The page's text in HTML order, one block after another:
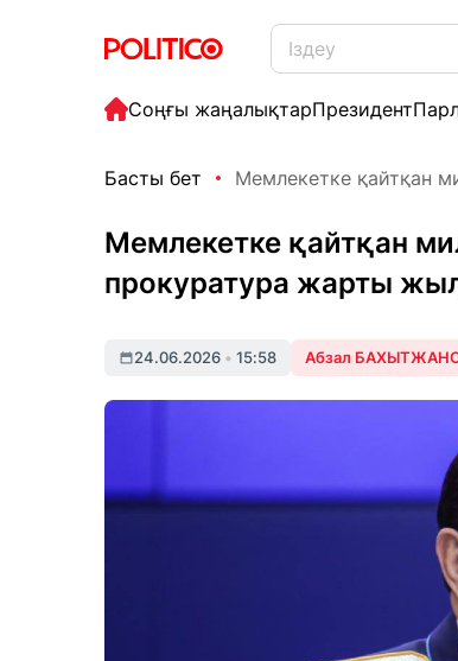
Соңғы жаңалықтарПрезидент
Басты бет Мемлекетке қайтқан
Мемлекетке қайтқан
прокуратура жарты
24.06.2026 • 15:58 Абзал